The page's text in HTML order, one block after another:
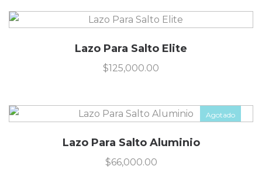
Lazo Para Salto Elite
$125,000.00
Agotado
Lazo Para Salto Aluminio
$66,000.00